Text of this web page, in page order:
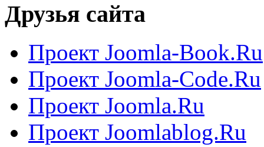
Друзья сайта
Проект Joomla-Book.Ru
Проект Joomla-Code.Ru
Проект Joomla.Ru
Проект Joomlablog.Ru